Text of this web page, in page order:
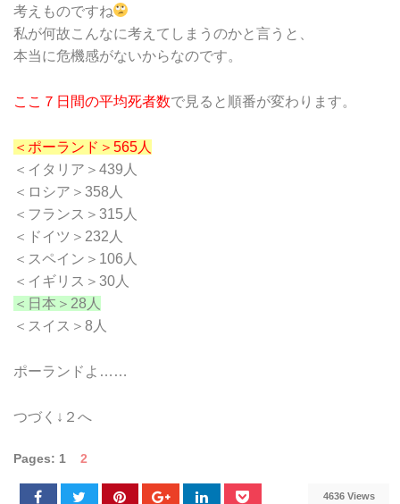
考えものですね
私が何故こんなに考えてしまうのかと言うと、
本当に危機感がないからなのです。
ここ７日間の平均死者数で見ると順番が変わります。
＜ポーランド＞565人
＜イタリア＞439人
＜ロシア＞358人
＜フランス＞315人
＜ドイツ＞232人
＜スペイン＞106人
＜イギリス＞30人
＜日本＞28人
＜スイス＞8人
ポーランドよ……
つづく↓２へ
Pages: 1 2
4636 Views